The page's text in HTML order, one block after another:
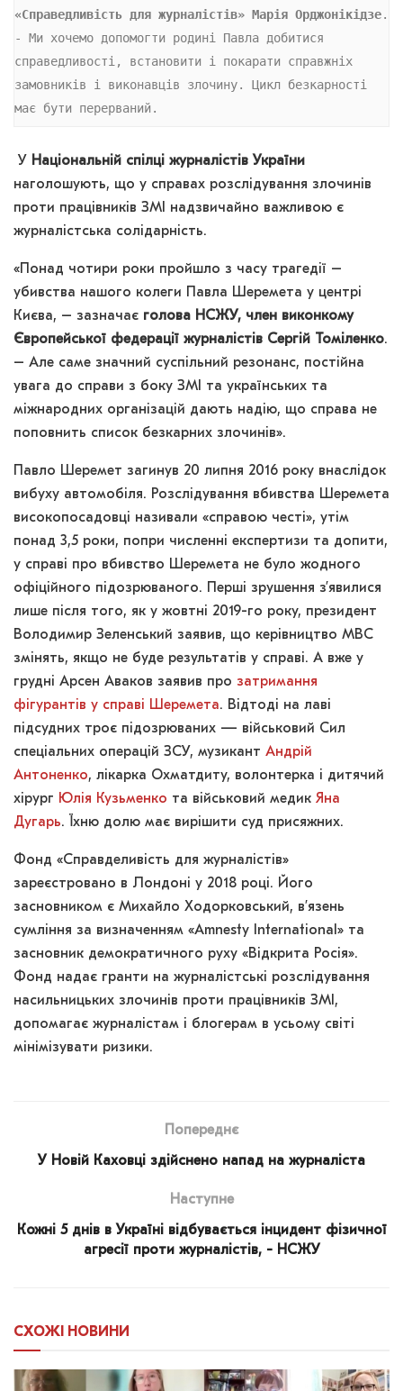
«Справедливість для журналістів» Марія Орджонікідзе.
- Ми хочемо допомогти родині Павла добитися
справедливості, встановити і покарати справжніх
замовників і виконавців злочину. Цикл безкарності
має бути перерваний.
У Національній спілці журналістів України
наголошують, що у справах розслідування злочинів
проти працівників ЗМІ надзвичайно важливою є
журналістська солідарність.
«Понад чотири роки пройшло з часу трагедії –
убивства нашого колеги Павла Шеремета у центрі
Києва, – зазначає голова НСЖУ, член виконкому
Європейської федерації журналістів Сергій Томіленко.
– Але саме значний суспільний резонанс, постійна
увага до справи з боку ЗМІ та українських та
міжнародних організацій дають надію, що справа не
поповнить список безкарних злочинів».
Павло Шеремет загинув 20 липня 2016 року внаслідок
вибуху автомобіля. Розслідування вбивства Шеремета
високопосадовці називали «справою честі», утім
понад 3,5 роки, попри численні експертизи та допити,
у справі про вбивство Шеремета не було жодного
офіційного підозрюваного. Перші зрушення з’явилися
лише після того, як у жовтні 2019-го року, президент
Володимир Зеленський заявив, що керівництво МВС
змінять, якщо не буде результатів у справі. А вже у
грудні Арсен Аваков заявив про затримання
фігурантів у справі Шеремета. Відтоді на лаві
підсудних троє підозрюваних — військовий Сил
спеціальних операцій ЗСУ, музикант Андрій
Антоненко, лікарка Охматдиту, волонтерка і дитячий
хірург Юлія Кузьменко та військовий медик Яна
Дугарь. Їхню долю має вирішити суд присяжних.
Фонд «Справделивість для журналістів»
зареєстровано в Лондоні у 2018 році. Його
засновником є Михайло Ходорковський, в’язень
сумління за визначенням «Amnesty International» та
засновник демократичного руху «Відкрита Росія».
Фонд надає гранти на журналістські розслідування
насильницьких злочинів проти працівників ЗМІ,
допомагає журналістам і блогерам в усьому світі
мінімізувати ризики.
Попереднє
У Новій Каховці здійснено напад на журналіста
Наступне
Кожні 5 днів в Україні відбувається інцидент фізичної
агресії проти журналістів, - НСЖУ
СХОЖІ НОВИНИ